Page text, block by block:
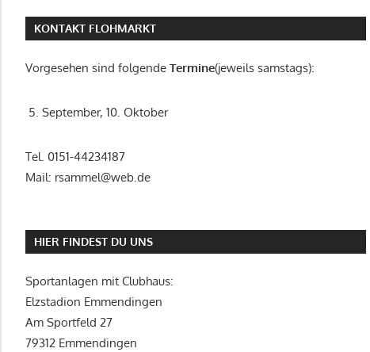
KONTAKT FLOHMARKT
Vorgesehen sind folgende Termine(jeweils samstags):
5. September, 10. Oktober
Tel. 0151-44234187
Mail: rsammel@web.de
HIER FINDEST DU UNS
Sportanlagen mit Clubhaus:
Elzstadion Emmendingen
Am Sportfeld 27
79312 Emmendingen